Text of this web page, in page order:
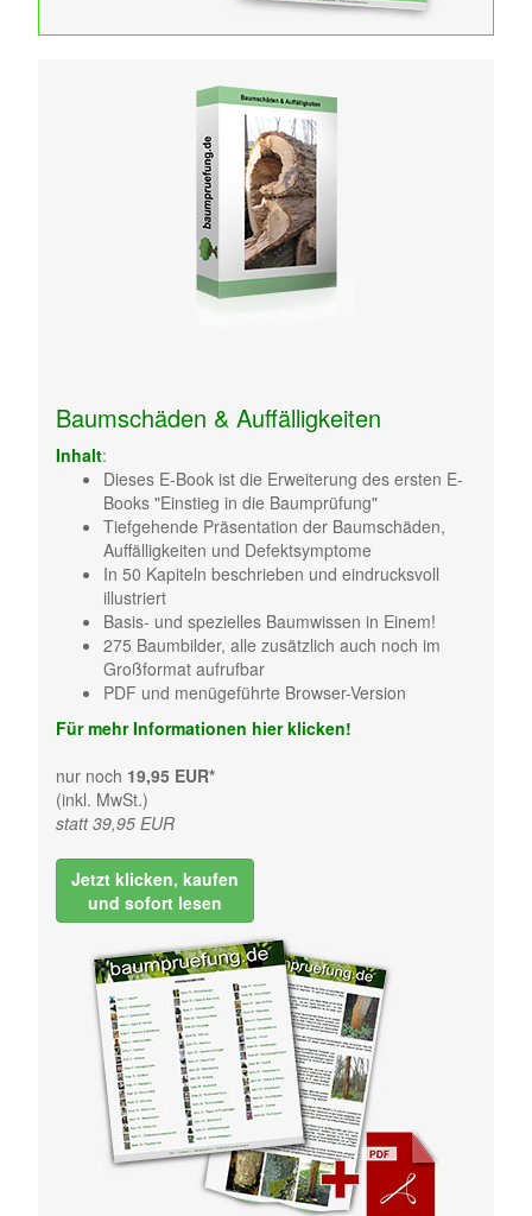
Baumschäden & Auffälligkeiten
Inhalt:
Dieses E-Book ist die Erweiterung des ersten E-
Books "Einstieg in die Baumprüfung"
Tiefgehende Präsentation der Baumschäden,
Auffälligkeiten und Defektsymptome
In 50 Kapiteln beschrieben und eindrucksvoll
illustriert
Basis- und spezielles Baumwissen in Einem!
275 Baumbilder, alle zusätzlich auch noch im
Großformat aufrufbar
PDF und menügeführte Browser-Version
Für mehr Informationen hier klicken!
nur noch 19,95 EUR*
(inkl. MwSt.)
statt 39,95 EUR
Jetzt klicken, kaufen
und sofort lesen